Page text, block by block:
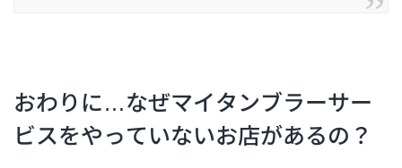
おわりに…なぜマイタンブラーサー
ビスをやっていないお店があるの？